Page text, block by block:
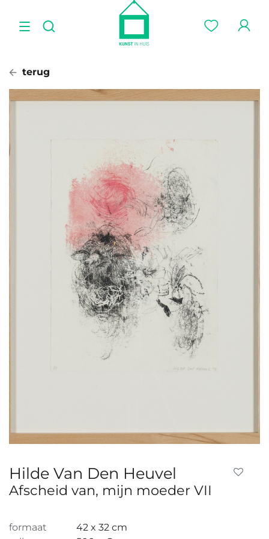
terug
Hilde Van Den Heuvel
Afscheid van, mijn moeder VII
formaat
42 x 32 cm